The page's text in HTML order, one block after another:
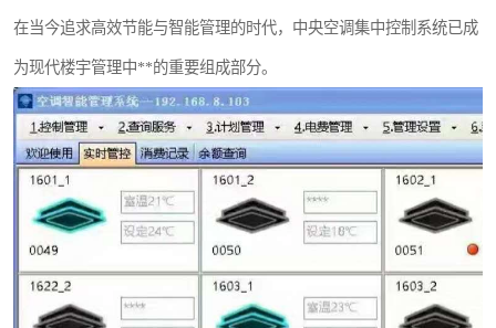
在当今追求高效节能与智能管理的时代，中央空调集中控制系统已成
为现代楼宇管理中**的重要组成部分。